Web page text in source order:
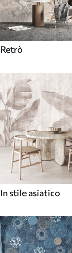
Retrò
In stile asiatico